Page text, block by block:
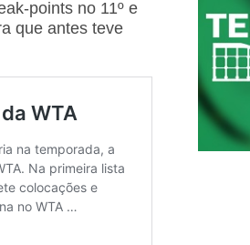
points no 11º e
que antes teve